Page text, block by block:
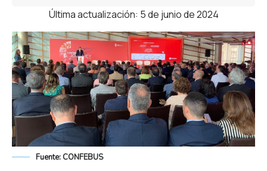
Última actualización: 5 de junio de 2024
Fuente: CONFEBUS